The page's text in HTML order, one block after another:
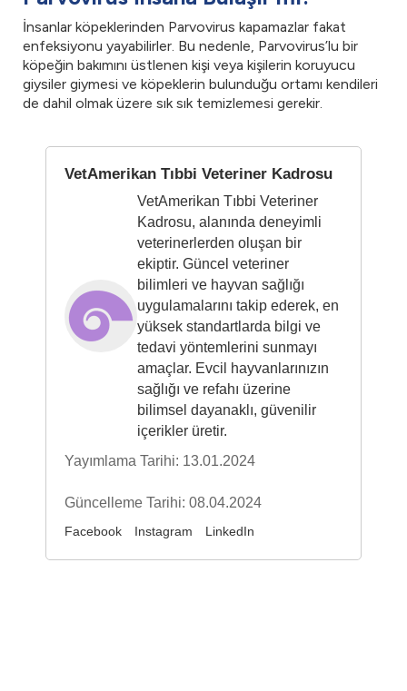
İnsanlar köpeklerinden Parvovirus kapamazlar fakat
enfeksiyonu yayabilirler. Bu nedenle, Parvovirus’lu bir
köpeğin bakımını üstlenen kişi veya kişilerin koruyucu
giysiler giymesi ve köpeklerin bulunduğu ortamı kendileri
de dahil olmak üzere sık sık temizlemesi gerekir.
VetAmerikan Tıbbi Veteriner Kadrosu
VetAmerikan Tıbbi Veteriner
Kadrosu, alanında deneyimli
veterinerlerden oluşan bir
ekiptir. Güncel veteriner
bilimleri ve hayvan sağlığı
uygulamalarını takip ederek, en
yüksek standartlarda bilgi ve
tedavi yöntemlerini sunmayı
amaçlar. Evcil hayvanlarınızın
sağlığı ve refahı üzerine
bilimsel dayanaklı, güvenilir
içerikler üretir.
Yayımlama Tarihi: 13.01.2024
Güncelleme Tarihi: 08.04.2024
Facebook Instagram LinkedIn